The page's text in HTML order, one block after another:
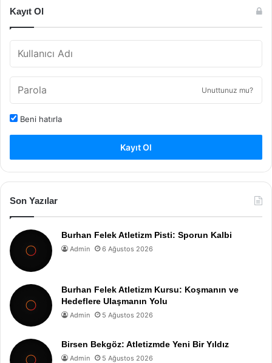
Kayıt Ol
Unuttunuz mu?
Beni hatırla
Kayıt Ol
Son Yazılar
Burhan Felek Atletizm Pisti: Sporun Kalbi
Admin 6 Ağustos 2026
Burhan Felek Atletizm Kursu: Koşmanın ve
Hedeflere Ulaşmanın Yolu
Admin 5 Ağustos 2026
Birsen Bekgöz: Atletizmde Yeni Bir Yıldız
Admin 5 Ağustos 2026